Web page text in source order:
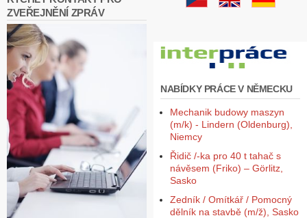
ZVEŘEJNĚNÍ ZPRÁV
NABÍDKY PRÁCE V NĚMECKU
Mechanik budowy maszyn
(m/k) - Lindern (Oldenburg),
Niemcy
Řidič /-ka pro 40 t tahač s
návěsem (Friko) – Görlitz,
Sasko
Zedník / Omítkář / Pomocný
dělník na stavbě (m/ž), Sasko